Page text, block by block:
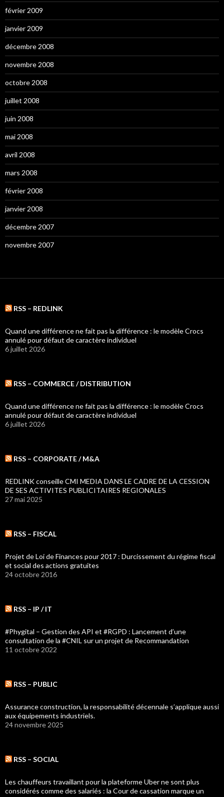
février 2009
janvier 2009
décembre 2008
novembre 2008
octobre 2008
juillet 2008
juin 2008
mai 2008
avril 2008
mars 2008
février 2008
janvier 2008
décembre 2007
novembre 2007
RSS – REDLINK
Quand une différence ne fait pas la différence : le modèle Crocs
annulé pour défaut de caractère individuel
6 juillet 2026
RSS – COMMERCE / DISTRIBUTION
Quand une différence ne fait pas la différence : le modèle Crocs
annulé pour défaut de caractère individuel
6 juillet 2026
RSS – CORPORATE / M&A
REDLINK conseille CMI MEDIA DANS LE CADRE DE LA CESSION
DE SES ACTIVITES PUBLICITAIRES REGIONALES
27 mai 2025
RSS – FISCAL
Projet de Loi de Finances pour 2017 : Durcissement du régime fiscal
et social des actions gratuites
24 octobre 2016
RSS – IP / IT
#Phygital – Gestion des API et #RGPD : Lancement d’une
consultation de la #CNIL sur un projet de Recommandation
11 octobre 2022
RSS – PUBLIC
Assurance construction, la responsabilité décennale s’applique aussi
aux équipements industriels.
24 novembre 2025
RSS – SOCIAL
Les chauffeurs travaillant pour la plateforme Uber ne sont plus
considérés comme des salariés : la Cour de cassation marque un